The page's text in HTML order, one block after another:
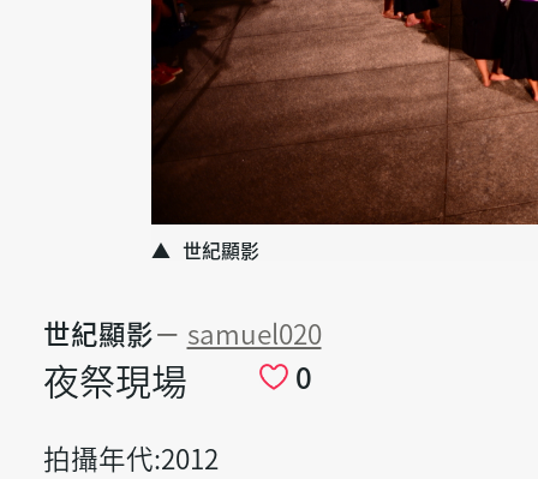
世紀顯影
世紀顯影－ samuel020
夜祭現場 0
拍攝年代:2012